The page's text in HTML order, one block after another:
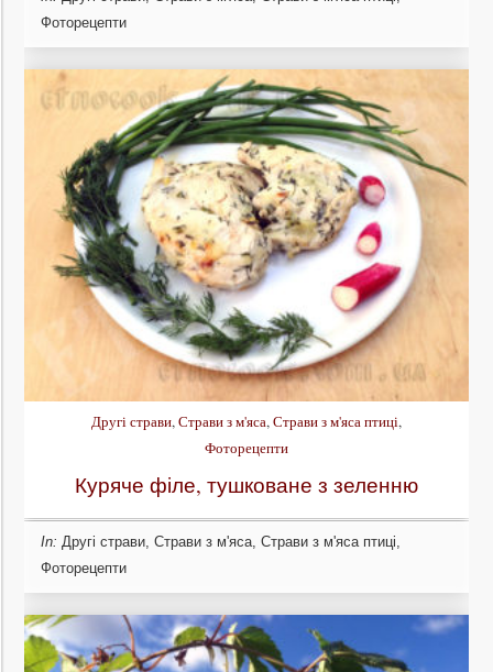
Фоторецепти
Другі страви,Страви з м'яса,Страви з м'яса птиці,
Фоторецепти
Куряче філе, тушковане з зеленню
In: Другі страви ,Страви з м'яса ,Страви з м'яса птиці
Фоторецепти